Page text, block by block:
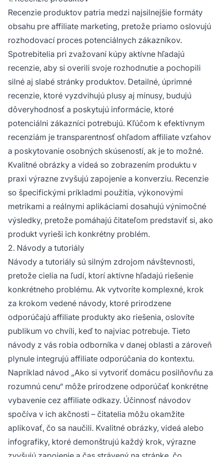
Recenzie produktov patria medzi najsilnejšie formáty
obsahu pre affiliate marketing, pretože priamo oslovujú
rozhodovací proces potenciálnych zákazníkov.
Spotrebitelia pri zvažovaní kúpy aktívne hľadajú
recenzie, aby si overili svoje rozhodnutie a pochopili
silné aj slabé stránky produktov. Detailné, úprimné
recenzie, ktoré vyzdvihujú plusy aj mínusy, budujú
dôveryhodnosť a poskytujú informácie, ktoré
potenciálni zákazníci potrebujú. Kľúčom k efektívnym
recenziám je transparentnosť ohľadom affiliate vzťahov
a poskytovanie osobných skúseností, ak je to možné.
Kvalitné obrázky a videá so zobrazením produktu v
praxi výrazne zvyšujú zapojenie a konverziu. Recenzie
so špecifickými príkladmi použitia, výkonovými
metrikami a reálnymi aplikáciami dosahujú výnimočné
výsledky, pretože pomáhajú čitateľom predstaviť si, ako
produkt vyrieši ich konkrétny problém.
2. Návody a tutoriály
Návody a tutoriály sú silným zdrojom návštevnosti,
pretože cielia na ľudí, ktorí aktívne hľadajú riešenie
konkrétneho problému. Ak vytvoríte komplexné, krok
za krokom vedené návody, ktoré prirodzene
odporúčajú affiliate produkty ako riešenia, oslovíte
publikum vo chvíli, keď to najviac potrebuje. Tieto
návody z vás robia odborníka v danej oblasti a zároveň
plynule integrujú affiliate odporúčania do kontextu.
Napríklad návod „Ako si vytvoriť domácu posilňovňu za
rozumnú cenu“ môže prirodzene odporúčať konkrétne
vybavenie cez affiliate odkazy. Účinnosť návodov
spočíva v ich akčnosti – čitatelia môžu okamžite
aplikovať, čo sa naučili. Kvalitné obrázky, videá alebo
infografiky, ktoré demonštrujú každý krok, výrazne